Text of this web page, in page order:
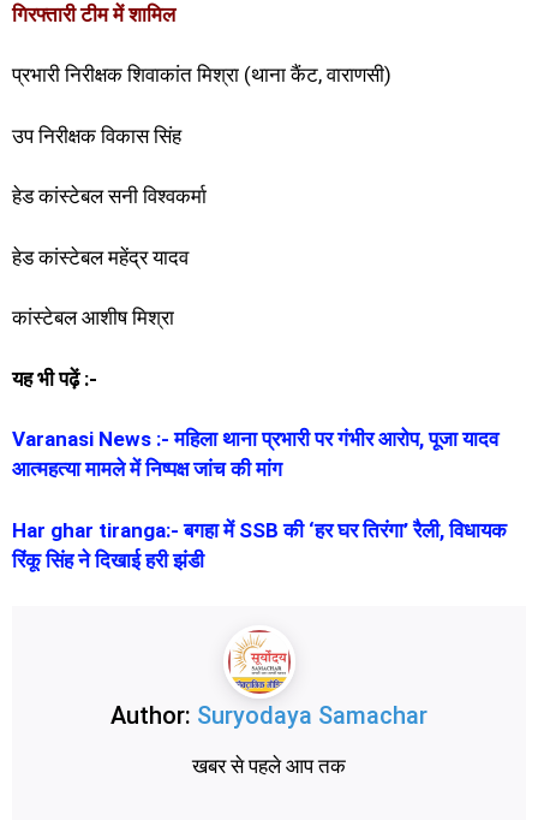
गिरफ्तारी टीम में शामिल
प्रभारी निरीक्षक शिवाकांत मिश्रा (थाना कैंट, वाराणसी)
उप निरीक्षक विकास सिंह
हेड कांस्टेबल सनी विश्वकर्मा
हेड कांस्टेबल महेंद्र यादव
कांस्टेबल आशीष मिश्रा
यह भी पढ़ें :-
Varanasi News :- महिला थाना प्रभारी पर गंभीर आरोप, पूजा यादव
आत्महत्या मामले में निष्पक्ष जांच की मांग
Har ghar tiranga:- बगहा में SSB की ‘हर घर तिरंगा’ रैली, विधायक
रिंकू सिंह ने दिखाई हरी झंडी
Author: Suryodaya Samachar
खबर से पहले आप तक